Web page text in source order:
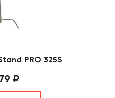
PRO 325S
₽